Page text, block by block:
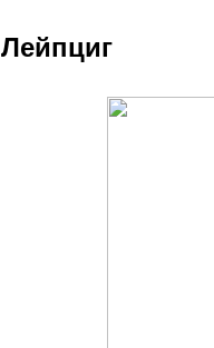
Лейпциг